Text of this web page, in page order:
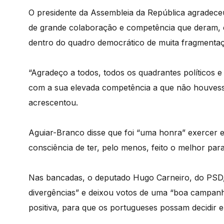
O presidente da Assembleia da República
de grande colaboração e competência que
dentro do quadro democrático de muita
“Agradeço a todos, todos os quadrantes políticos
com a sua elevada competência a que não
acrescentou.
Aguiar-Branco disse que foi “uma honra” exercer
consciência de ter, pelo menos, feito o melhor
Nas bancadas, o deputado Hugo Carneiro, do
divergências” e deixou votos de uma “boa
positiva, para que os portugueses possam decidir